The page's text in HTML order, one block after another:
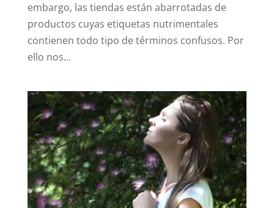
embargo, las tiendas están abarrotadas de
productos cuyas etiquetas nutrimentales
contienen todo tipo de términos confusos. Por
ello nos...